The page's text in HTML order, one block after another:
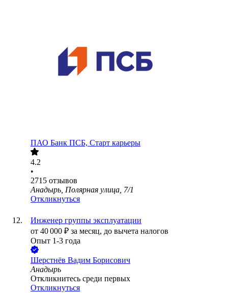
ПАО Банк ПСБ, Старт карьеры
4.2
•
2715 отзывов
Анадырь, Полярная улица, 7/1
Откликнуться
Инженер группы эксплуатации
от 40 000 ₽ за месяц, до вычета налогов
Опыт 1-3 года
Шерстнёв Вадим Борисович
Анадырь
Откликнитесь среди первых
Откликнуться